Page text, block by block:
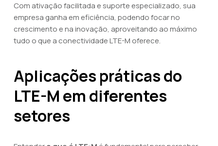
Com ativação facilitada e suporte especializado, sua
empresa ganha em eficiência, podendo focar no
crescimento e na inovação, aproveitando ao máximo
tudo o que a conectividade LTE-M oferece.
Aplicações práticas do
LTE-M em diferentes
setores